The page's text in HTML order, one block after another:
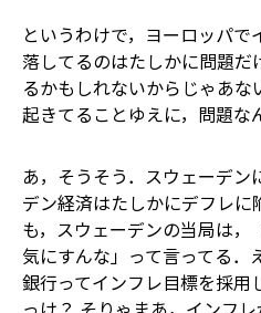
というわけで，ヨーロッパ
落してるのはたしかに問題
るかもしれないからじゃあな
起きてることゆえに，問題な
あ，そうそう．スウェーデン
デン経済はたしかにデフレに
も，スウェーデンの当局は，
気にすんな」って言ってる．
銀行ってインフレ目標を採用